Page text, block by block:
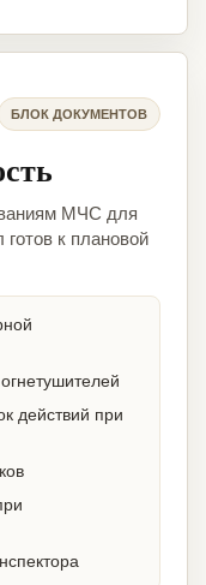
БЛОК ДОКУМЕНТОВ
МЧС для
к плановой
действий при